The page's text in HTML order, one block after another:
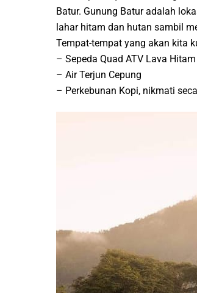
Batur. Gunung Batur adalah
lahar hitam dan hutan sambil
Tempat-tempat yang akan kita
– Sepeda Quad ATV Lava Hitam
– Air Terjun Cepung
– Perkebunan Kopi, nikmati